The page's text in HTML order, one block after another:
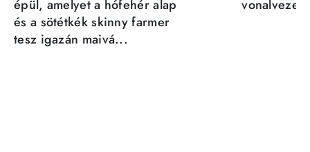
épül, amelyet a hófehér alap
és a sötétkék skinny farmer
tesz igazán maivá...